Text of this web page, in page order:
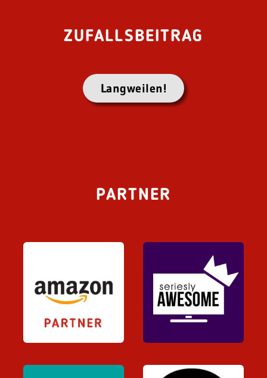
ZUFALLSBEITRAG
Langweilen!
PARTNER